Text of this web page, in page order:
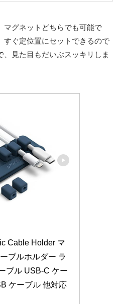
マグネットどちらでも可能で
すぐ定位置にセットできるので
見た目もだいぶスッキリしま
Cable Holder マ
ブルホルダー ラ
ブル USB-C ケー
ケーブル 他対応